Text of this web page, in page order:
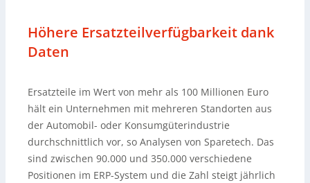
Höhere Ersatzteilverfügbarkeit dank
Daten
Ersatzteile im Wert von mehr als 100 Millionen Euro
hält ein Unternehmen mit mehreren Standorten aus
der Automobil- oder Konsumgüterindustrie
durchschnittlich vor, so Analysen von Sparetech. Das
sind zwischen 90.000 und 350.000 verschiedene
Positionen im ERP-System und die Zahl steigt jährlich